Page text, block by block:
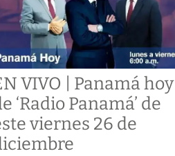
VIVO | Panamá hoy
‘Radio Panamá’ de
viernes 26 de